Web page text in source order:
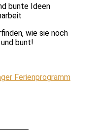
bunte Ideen
wie sie noch
bunt!
Ferienprogramm